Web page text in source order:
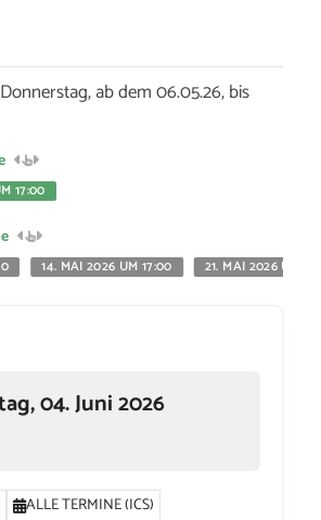
ab dem 06.05.26, bis
17:00
14. MAI 2026 UM 17:00 21. MAI 2026 UM
04. Juni 2026
ALLE TERMINE (ICS)